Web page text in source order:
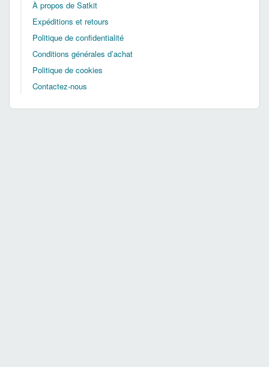
À propos de Satkit
Expéditions et retours
Politique de confidentialité
Conditions générales d’achat
Politique de cookies
Contactez-nous